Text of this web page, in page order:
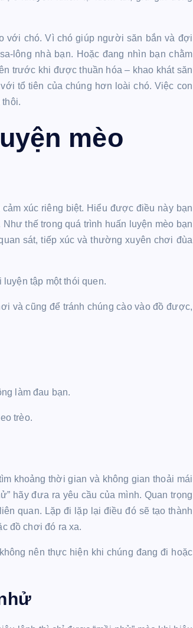
với chó. Vì chó giúp người săn bắn và đợi
lông nhà bạn. Hoặc đang nhìn bạn chằm
trước khi được thuần hóa – khao khát săn
tổ tiên của chúng hơn loài chó. Việc con
mèo
xúc riêng biệt. Hiểu được điều này bạn
thế trong quá trình huấn luyện mèo bạn
sát, tiếp xúc và thường xuyên chơi đùa
tập một thói quen.
và cũng để tránh chúng cào vào đồ được,
làm đau bạn.
trèo.
khoảng thời gian và không gian thoải mái
hãy đưa ra yêu cầu của mình. Quan trọng
quan. Lặp đi lặp lại điều đó sẽ tạo thành
đồ chơi đó ra xa.
nên thực hiện khi chúng đang đi hoặc